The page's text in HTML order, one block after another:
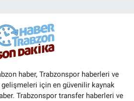
haber, Trabzonspor haberleri ve
için en güvenilir kaynak
Trabzonspor transfer haberleri ve